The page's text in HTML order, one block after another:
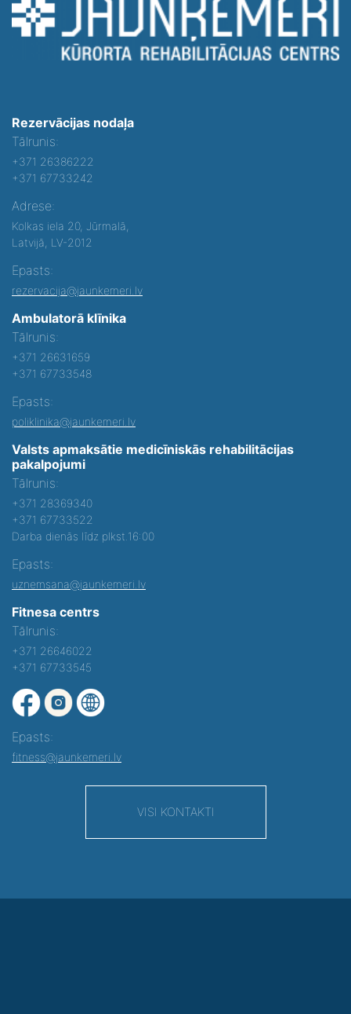
Rezervācijas nodaļa
Tālrunis:
+371 26386222
+371 67733242
Adrese:
Kolkas iela 20, Jūrmalā,
Latvijā, LV-2012
Epasts:
rezervacija@jaunkemeri.lv
Ambulatorā klīnika
Tālrunis:
+371 26631659
+371 67733548
Epasts:
poliklinika@jaunkemeri.lv
Valsts apmaksātie medicīniskās rehabilitācijas
pakalpojumi
Tālrunis:
+371 28369340
+371 67733522
Darba dienās līdz plkst.16:00
Epasts:
uznemsana@jaunkemeri.lv
Fitnesa centrs
Tālrunis:
+371 26646022
+371 67733545
Epasts:
fitness@jaunkemeri.lv
VISI KONTAKTI